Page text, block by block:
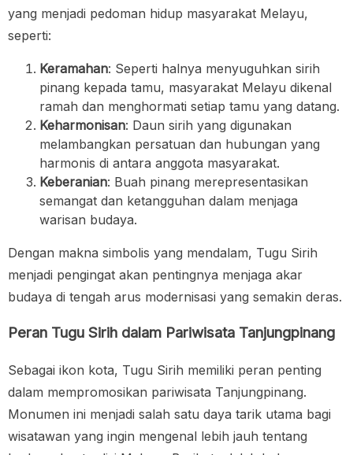
yang menjadi pedoman hidup masyarakat Melayu,
seperti:
Keramahan: Seperti halnya menyuguhkan sirih
pinang kepada tamu, masyarakat Melayu dikenal
ramah dan menghormati setiap tamu yang datang.
Keharmonisan: Daun sirih yang digunakan
melambangkan persatuan dan hubungan yang
harmonis di antara anggota masyarakat.
Keberanian: Buah pinang merepresentasikan
semangat dan ketangguhan dalam menjaga
warisan budaya.
Dengan makna simbolis yang mendalam, Tugu Sirih
menjadi pengingat akan pentingnya menjaga akar
budaya di tengah arus modernisasi yang semakin deras.
Peran Tugu Sirih dalam Pariwisata Tanjungpinang
Sebagai ikon kota, Tugu Sirih memiliki peran penting
dalam mempromosikan pariwisata Tanjungpinang.
Monumen ini menjadi salah satu daya tarik utama bagi
wisatawan yang ingin mengenal lebih jauh tentang